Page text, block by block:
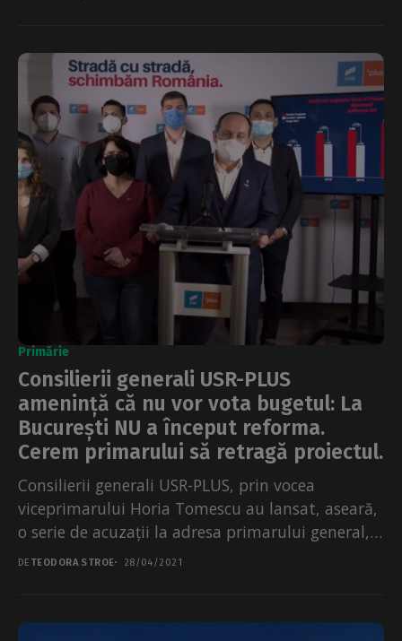
Primărie
Consilierii generali USR-PLUS
amenință că nu vor vota bugetul: La
București NU a început reforma.
Cerem primarului să retragă proiectul.
Consilierii generali USR-PLUS, prin vocea
viceprimarului Horia Tomescu au lansat, aseară,
o serie de acuzații la adresa primarului general,
în legătură cu proiectul...
DE TEODORA STROE 28/04/2021